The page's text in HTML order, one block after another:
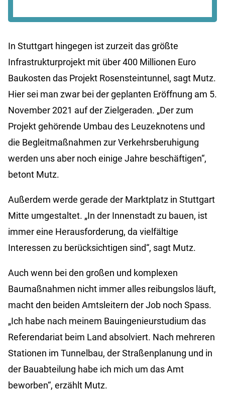
In Stuttgart hingegen ist zurzeit das größte
Infrastrukturprojekt mit über 400 Millionen Euro
Baukosten das Projekt Rosensteintunnel, sagt Mutz.
Hier sei man zwar bei der geplanten Eröffnung am 5.
November 2021 auf der Zielgeraden. „Der zum
Projekt gehörende Umbau des Leuzeknotens und
die Begleitmaßnahmen zur Verkehrsberuhigung
werden uns aber noch einige Jahre beschäftigen“,
betont Mutz.
Außerdem werde gerade der Marktplatz in Stuttgart
Mitte umgestaltet. „In der Innenstadt zu bauen, ist
immer eine Herausforderung, da vielfältige
Interessen zu berücksichtigen sind“, sagt Mutz.
Auch wenn bei den großen und komplexen
Baumaßnahmen nicht immer alles reibungslos läuft,
macht den beiden Amtsleitern der Job noch Spass.
„Ich habe nach meinem Bauingenieurstudium das
Referendariat beim Land absolviert. Nach mehreren
Stationen im Tunnelbau, der Straßenplanung und in
der Bauabteilung habe ich mich um das Amt
beworben“, erzählt Mutz.